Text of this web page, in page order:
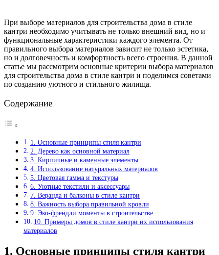
При выборе материалов для строительства дома в стиле
кантри необходимо учитывать не только внешний вид, но и
функциональные характеристики каждого элемента. От
правильного выбора материалов зависит не только эстетика,
но и долговечность и комфортность всего строения. В данной
статье мы рассмотрим основные критерии выбора материалов
для строительства дома в стиле кантри и поделимся советами
по созданию уютного и стильного жилища.
Содержание
1. Основные принципы стиля кантри
2. Дерево как основной материал
3. Кирпичные и каменные элементы
4. Использование натуральных материалов
5. Цветовая гамма и текстуры
6. Уютные текстили и аксессуары
7. Веранда и балконы в стиле кантри
8. Важность выбора правильной кровли
9. Эко-френдли моменты в строительстве
10. Примеры домов в стиле кантри их использования
материалов
1. Основные принципы стиля кантри